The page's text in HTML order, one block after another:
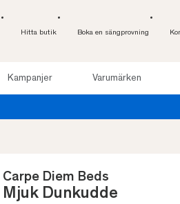
Hitta butik Boka en sängprovning
Kampanjer Varumärken
Carpe Diem Beds
Mjuk Dunkudde